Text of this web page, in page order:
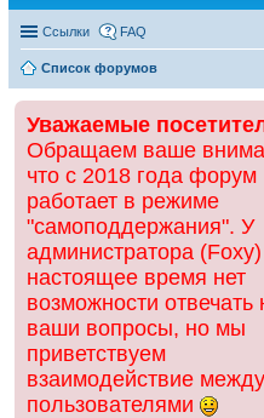
Ссылки FAQ
Список форумов
Уважаемые
Обращаем ваше
что с 2018 года форум
работает в режиме
"самоподдержания". У
администратора
настоящее время нет
возможности отвечать
ваши вопросы, но мы
приветствуем
взаимодействие между
пользователями